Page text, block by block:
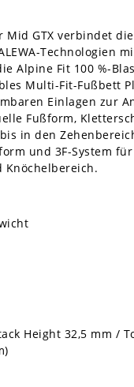
Mid GTX verbindet die
Technologien
Alpine Fit 100 %-
Multi-Fit-Fußbett
Einlagen zur
Fußform,
in den
und 3F-System
Knöchelbereich.
Height 32,5 mm /